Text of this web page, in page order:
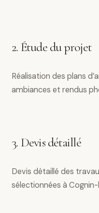
2. Étude du projet
Réalisation des plans
ambiances et rendus
3. Devis détaillé
Devis détaillé des
sélectionnées à